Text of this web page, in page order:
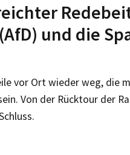
und die
vor Ort wieder weg, die
Von der Rücktour der